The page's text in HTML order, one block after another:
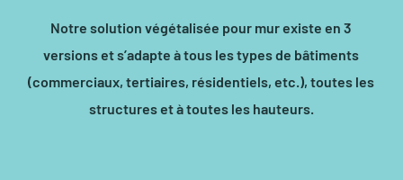
Notre solution végétalisée pour mur existe en 3
versions et s’adapte à tous les types de bâtiments
(commerciaux, tertiaires, résidentiels, etc.), toutes les
structures et à toutes les hauteurs.